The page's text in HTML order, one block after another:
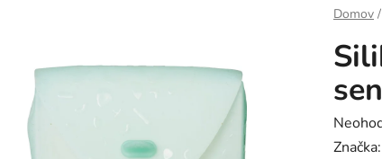
Domov /
Značka: